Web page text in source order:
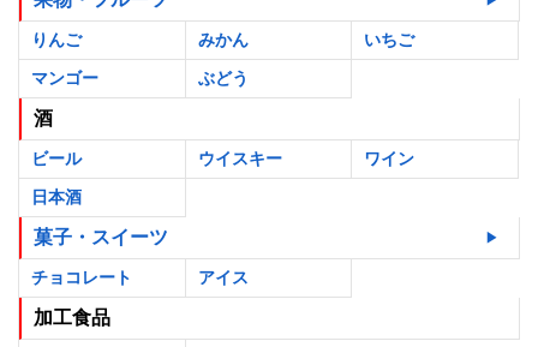
りんご みかん
いちご
マンゴー
ぶどう
酒
ビール ウイスキー
ワイン
日本酒
菓子・スイーツ
チョコレート アイス
加工食品